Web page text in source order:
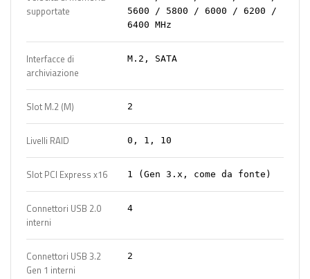
supportate
5600 / 5800 / 6000 / 6200 /
6400 MHz
Interfacce di
archiviazione
M.2, SATA
Slot M.2 (M) 2
Livelli RAID 0, 1, 10
Slot PCI Express x16 1 (Gen 3.x, come da fonte)
Connettori USB 2.0
interni
4
Connettori USB 3.2
Gen 1 interni
2